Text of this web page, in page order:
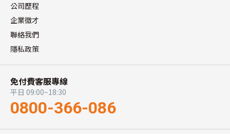
公司歷程
企業徵才
聯絡我們
隱私政策
免付費客服專線
平日 09:00~18:30
0800-366-086